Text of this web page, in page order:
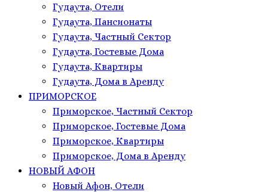
Гудаута, Отели
Гудаута, Пансионаты
Гудаута, Частный Сектор
Гудаута, Гостевые Дома
Гудаута, Квартиры
Гудаута, Дома в Аренду
ПРИМОРСКОЕ
Приморское, Частный Сектор
Приморское, Гостевые Дома
Приморское, Квартиры
Приморское, Дома в Аренду
НОВЫЙ АФОН
Новый Афон, Отели